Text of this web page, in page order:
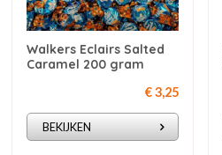
Walkers Eclairs Salted
Caramel 200 gram
€ 3,25
BEKIJKEN